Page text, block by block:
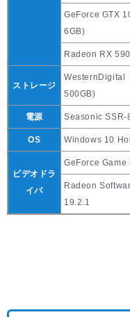
GeForce GTX
6GB)
Radeon RX
ストレージ
WesternDigital
500GB)
電源 Seasonic SSR-
OS Windows 10
ビデオドラ
イバ
GeForce
Radeon
19.2.1